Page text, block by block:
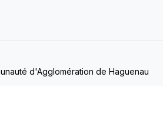
d'Agglomération de Haguenau